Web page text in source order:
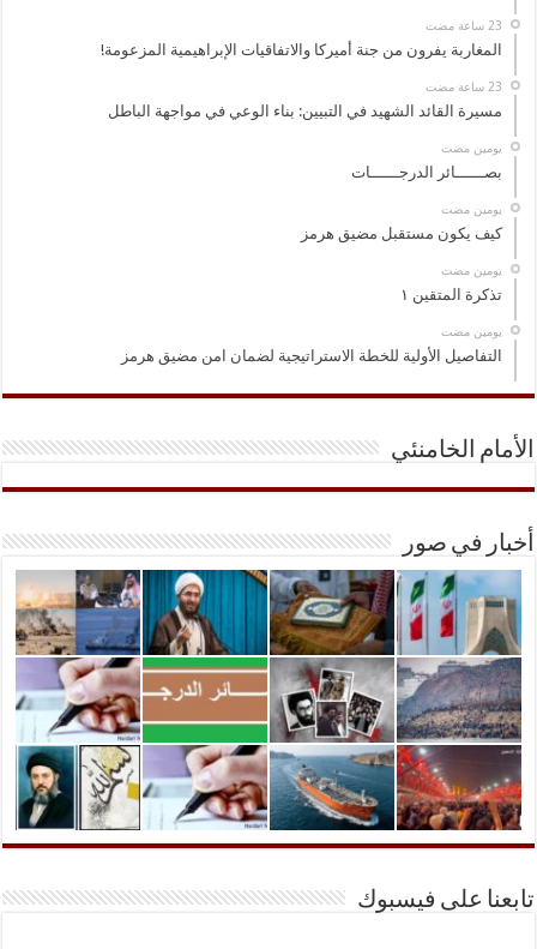
المغاربة يفرون من جنة أميركا والاتفاقيات الإبراهيمية المزعومة!
مسيرة القائد الشهيد في التبيين: بناء الوعي في مواجهة الباطل
‏يومين مضت
بصــــــائر الدرجــــــات
‏يومين مضت
كيف يكون مستقبل مضيق هرمز
‏يومين مضت
تذكرة المتقين ١
‏يومين مضت
التفاصيل الأولية للخطة الاستراتيجية لضمان امن مضيق هرمز
الأمام الخامنئي
أخبار في صور
تابعنا على فيسبوك